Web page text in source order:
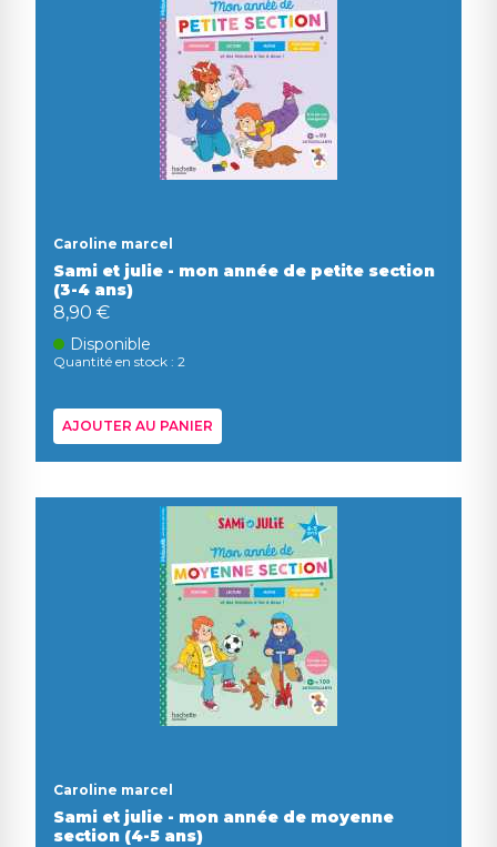
Caroline marcel
Sami et julie - mon année de petite section
(3-4 ans)
8,90 €
Disponible
Quantité en stock : 2
AJOUTER AU PANIER
Caroline marcel
Sami et julie - mon année de moyenne
section (4-5 ans)